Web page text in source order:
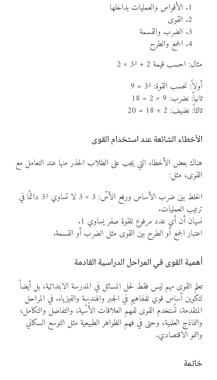
الأقواس والعمليات بداخلها
القوى
الضرب والقسمة
الجمع والطرح
مثال: احسب قيمة 2 + 3² × 2
أولاً: نحسب القوة: 3² = 9
ثانياً: نضرب: 9 × 2 = 18
ثالثاً: نضيف: 2 + 18 = 20
الأخطاء الشائعة عند استخدام القوى
هناك بعض الأخطاء التي يجب على الطلاب الحذر منها عند التعامل مع
القوى، مثل:
الخلط بين ضرب الأساس ورفع الأسّ: 3 × 3 لا تساوي 3² دائمًا في
ترتيب العمليات.
نسيان أن أي عدد مرفوع للقوة صفر يساوي 1.
اعتبار الجمع أو الطرح بين القوى مثل الضرب أو القسمة.
أهمية القوى في المراحل الدراسية القادمة
تعلم القوى مهم ليس فقط لحل المسائل في المدرسة الابتدائية، بل أيضاً
لتكوين أساس قوي للمفاهيم في الجبر والهندسة والفيزياء. في المراحل
المتقدمة، تُستخدم القوى لفهم العلاقات الأُسّية، والتفاضل والتكامل،
والنماذج العلمية، وحتى في فهم الظواهر الطبيعية مثل التوسع السكاني
والنمو الاقتصادي.
خاتمة